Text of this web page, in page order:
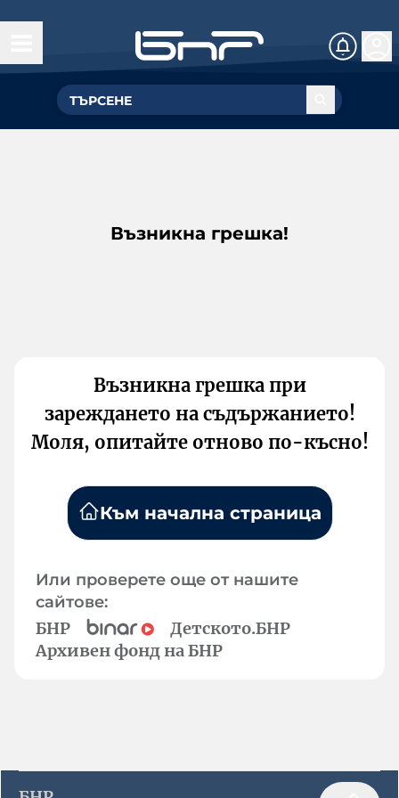
Възникна грешка!
Възникна грешка при
зареждането на съдържанието!
Моля, опитайте отново по-късно!
Към начална страница
Или проверете още от нашите
сайтове:
БНР
Детското.БНР
Архивен фонд на БНР